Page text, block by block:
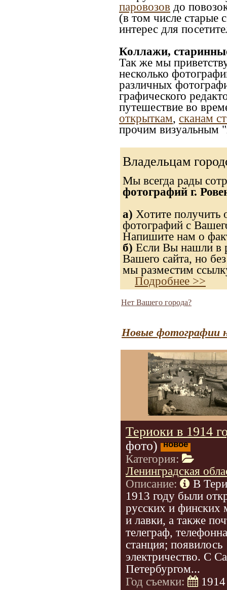
паровозов до
(в том числе старые
интерес для
Коллажи,
Так же мы
несколько
различных
графического
путешествие во
открыткам, сканам
прочим визуальным
Владельцам
Мы всегда рады
фотографий г.
а) Хотите получить
фотографий с
Напишите нам о
б) Если Вы нашли в
Вашего сайта, но
мы разместим
Подробнее >>
Нет Вашего города?
Новые фотографии
Териоки в 1914
фото)
новое
Категория:
Ленинградская
Описание:
В
1913 году были
русских и финских
и лавки, а также
телеграф,
станция; появилось
электричество. С
Петербургом...
Год съемки:
1914